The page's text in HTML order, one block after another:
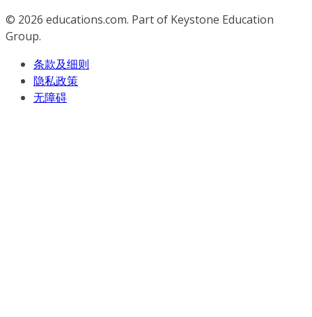
© 2026 educations.com. Part of Keystone Education
Group.
条款及细则
隐私政策
无障碍